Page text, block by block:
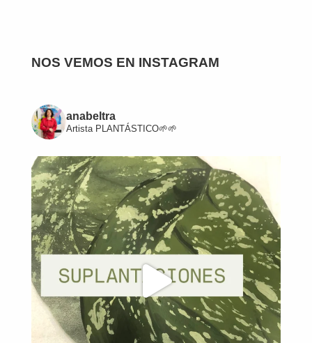
NOS VEMOS EN INSTAGRAM
anabeltra
ArtistaPLANTÁSTICO🌱🌱